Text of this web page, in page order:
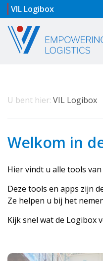
VIL Logibox
U bent hier: VIL Logibox
Welkom in
Hier vindt u alle tools
Deze tools en apps zijn
Ze helpen u bij het
Kijk snel wat de Logibox